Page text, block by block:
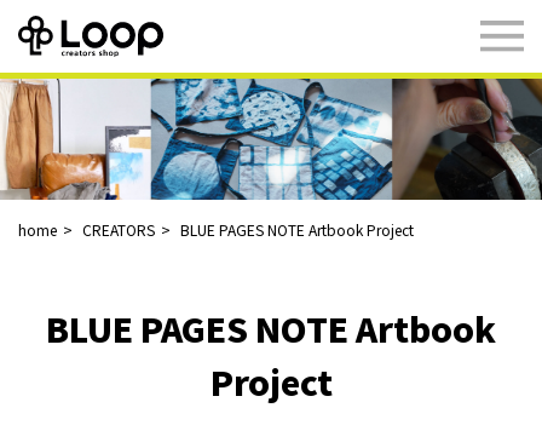
home CREATORS BLUE PAGES NOTE Artbook Project
BLUE PAGES NOTE Artbook
Project